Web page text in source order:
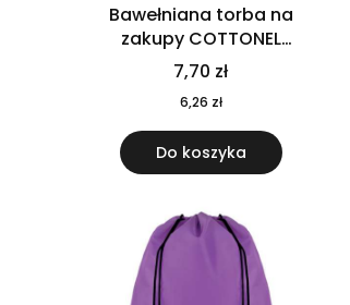
Bawełniana torba na
zakupy COTTONEL
COLOUR++ MO9846-11
7,70 zł
6,26 zł
Do koszyka